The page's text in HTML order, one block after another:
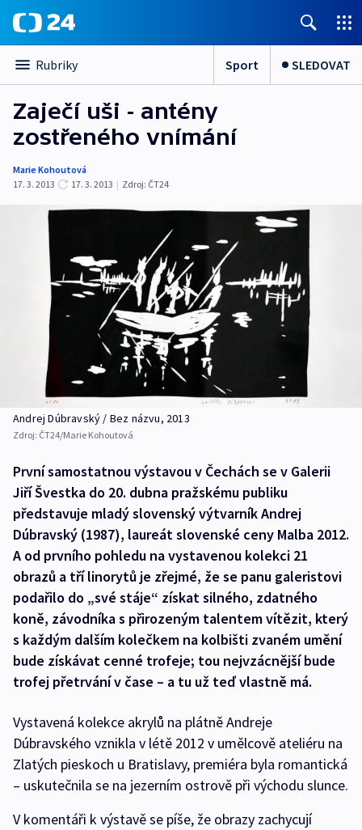
Rubriky Sport SLEDOVAT
Zaječí uši - antény
zostřeného vnímání
Marie Kohoutová
17. 3. 2013
17. 3. 2013 | Zdroj: ČT24
Andrej Dúbravský / Bez názvu, 2013
Zdroj: ČT24/Marie Kohoutová
První samostatnou výstavou v Čechách se v Galerii
Jiří Švestka do 20. dubna pražskému publiku
představuje mladý slovenský výtvarník Andrej
Dúbravský (1987), laureát slovenské ceny Malba 2012.
A od prvního pohledu na vystavenou kolekci 21
obrazů a tří linorytů je zřejmé, že se panu galeristovi
podařilo do „své stáje“ získat silného, zdatného
koně, závodníka s přirozeným talentem vítězit, který
s každým dalším kolečkem na kolbišti zvaném umění
bude získávat cenné trofeje; tou nejvzácnější bude
trofej přetrvání v čase – a tu už teď vlastně má.
Vystavená kolekce akrylů na plátně Andreje
Dúbravského vznikla v létě 2012 v umělcově ateliéru na
Zlatých pieskoch u Bratislavy, premiéra byla romantická
– uskutečnila se na jezerním ostrově při východu slunce.
V komentáři k výstavě se píše, že obrazy zachycují